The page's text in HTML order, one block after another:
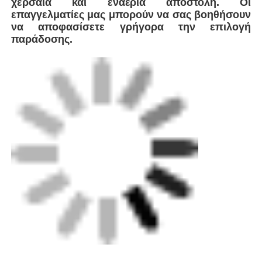
πελάτες παγκοσμίως. Ως επιχείρηση που
βασίζεται στην τεχνολογία και ειδικεύεται σε
λύσεις συγκόλλησης πλαστικών αγωγών, η
εταιρεία ενσωματώνει παγκόσμιες προηγμένες
τεχνολογίες για την ανάπτυξη και την
κατασκευή μιας ολοκληρωμένης σειράς
εξοπλισμού, συμπεριλαμβανομένης της
Αυτόματης Σύντηξης Κώλου.